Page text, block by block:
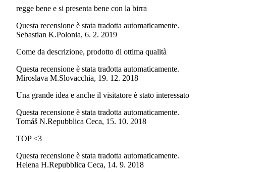
regge bene e si presenta bene con la birra
Questa recensione è stata tradotta automaticamente.
Sebastian K.Polonia, 6. 2. 2019
Come da descrizione, prodotto di ottima qualità
Questa recensione è stata tradotta automaticamente.
Miroslava M.Slovacchia, 19. 12. 2018
Una grande idea e anche il visitatore è stato interessato
Questa recensione è stata tradotta automaticamente.
Tomáš N.Repubblica Ceca, 15. 10. 2018
TOP <3
Questa recensione è stata tradotta automaticamente.
Helena H.Repubblica Ceca, 14. 9. 2018